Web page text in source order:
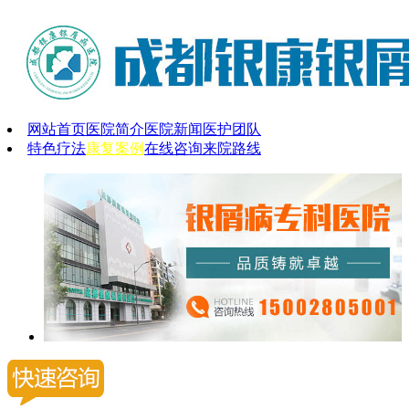
网站首页医院简介医院新闻 医护团队
特色疗法康复案例在线咨询来院路线